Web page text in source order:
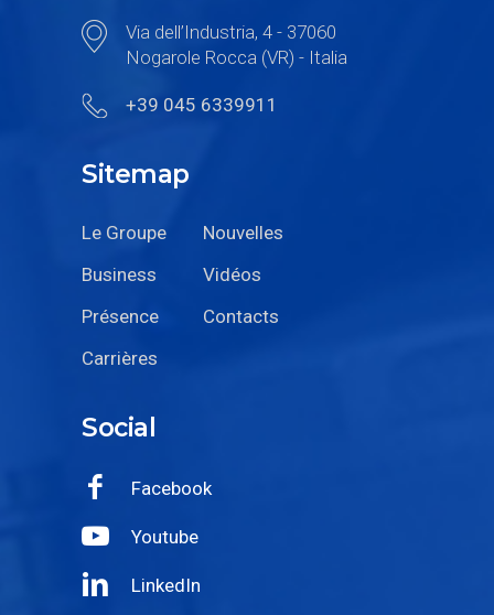
Via dell’Industria, 4 - 37060
Nogarole Rocca (VR) - Italia
+39 045 6339911
Sitemap
Le Groupe
Nouvelles
Business
Vidéos
Présence
Contacts
Carrières
Social
Facebook
Youtube
LinkedIn